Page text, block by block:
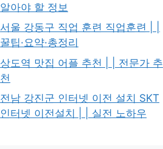
알아야 할 정보
서울 강동구 직업 훈련 직업훈련 | |
꿀팁·요약·총정리
상도역 맛집 어플 추천 | | 전문가 추
천
전남 강진군 인터넷 이전 설치 SKT
인터넷 이전설치 | | 실전 노하우